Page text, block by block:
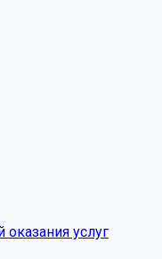
услуг